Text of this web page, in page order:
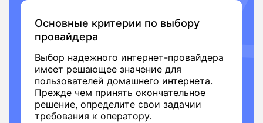
Основные критерии по выбору
провайдера
Выбор надежного интернет-провайдера
имеет решающее значение для
пользователей домашнего интернета.
Прежде чем принять окончательное
решение, определите свои задачии
требования к оператору.